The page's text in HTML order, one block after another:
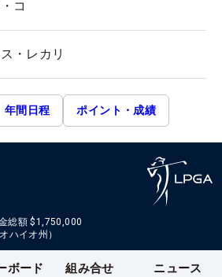
コ
・レカリ
年間日程 ポイント・成績
総額 $1,750,000
ハイオ州）
ボード 組み合せ ニュース